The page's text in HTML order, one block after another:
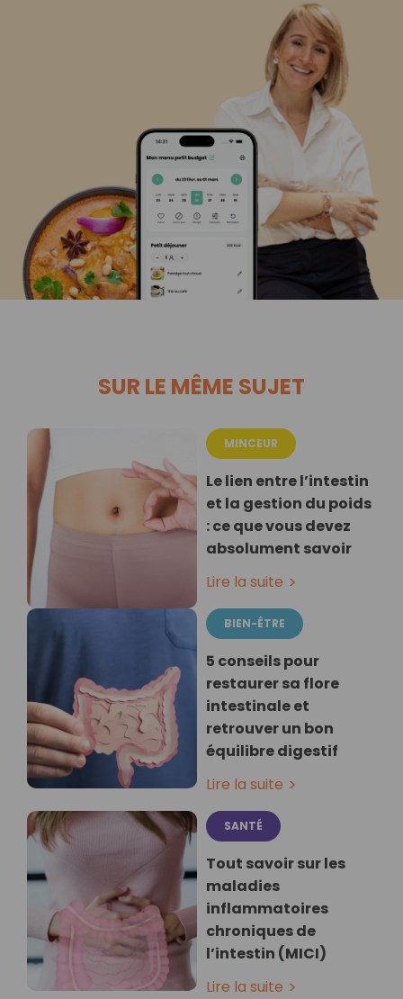
SUR LE MÊME SUJET
MINCEUR
Le lien entre l’intestin
et la gestion du poids
: ce que vous devez
absolument savoir
Lire la suite
BIEN-ÊTRE
5 conseils pour
restaurer sa flore
intestinale et
retrouver un bon
équilibre digestif
Lire la suite
SANTÉ
Tout savoir sur les
maladies
inflammatoires
chroniques de
l’intestin (MICI)
Lire la suite